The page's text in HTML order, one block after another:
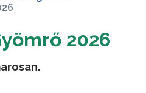
2026